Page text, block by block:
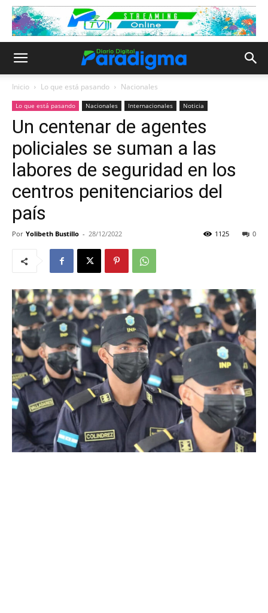
Inicio Lo que está pasando Nacionales
Lo que está pasando Nacionales Internacionales Noticia
Un centenar de agentes
policiales se suman a las
labores de seguridad en los
centros penitenciarios del
país
Por Yolibeth Bustillo - 28/12/2022 0
1125